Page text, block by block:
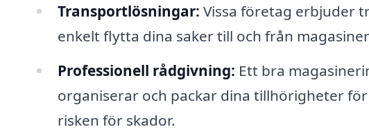
Transportlösningar: Vissa företag erbjuder
enkelt flytta dina saker till och från
Professionell rådgivning: Ett bra
organiserar och packar dina tillhörigheter
risken för skador.